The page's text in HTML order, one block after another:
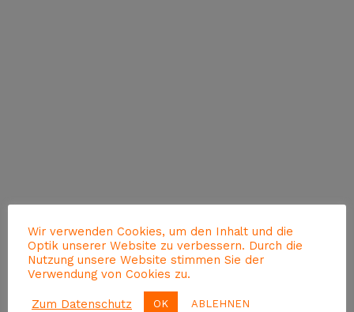
Wir verwenden Cookies, um den Inhalt und die
Optik unserer Website zu verbessern. Durch die
Nutzung unsere Website stimmen Sie der
Verwendung von Cookies zu.
Zum Datenschutz OK ABLEHNEN